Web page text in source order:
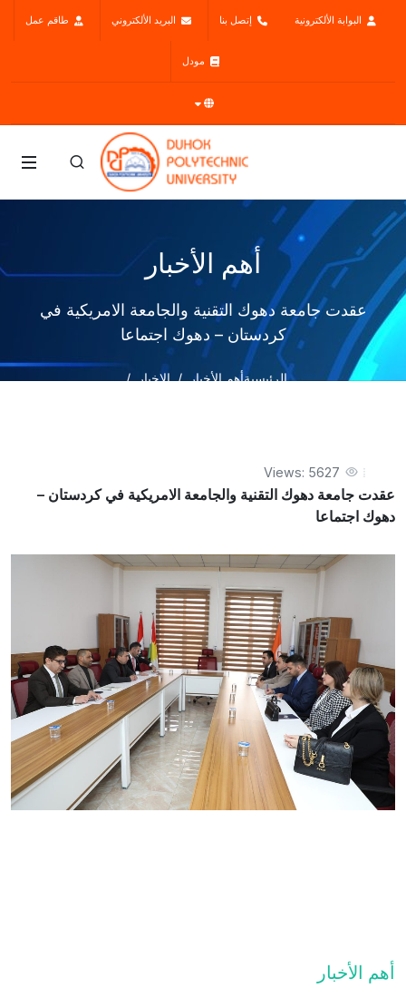
البوابة الألكترونية إتصل بنا البريد الألكتروني طاقم عمل
مودل
أهم الأخبار
عقدت جامعة دهوك التقنية والجامعة الامريكية في
كردستان – دهوك اجتماعا
الرئيسيةأهم الأخبار
الاخبار
Views: 5627
عقدت جامعة دهوك التقنية والجامعة الامريكية في كردستان –
دهوك اجتماعا
أهم الأخبار